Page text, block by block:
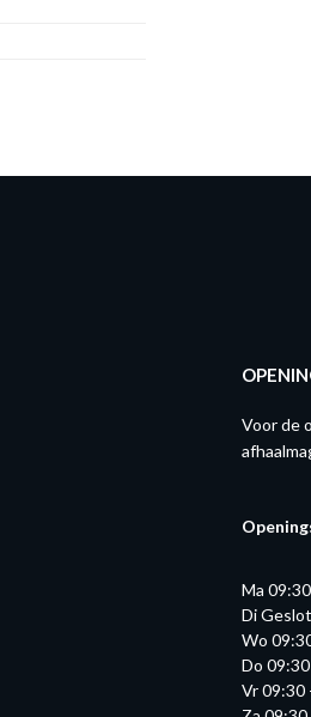
Voor de
Ma
Di
Wo
Do
Vr 09:30